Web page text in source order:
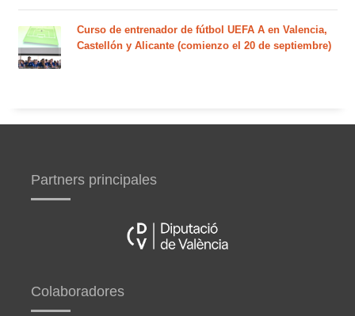
Curso de entrenador de fútbol UEFA A en Valencia,
Castellón y Alicante (comienzo el 20 de septiembre)
Partners principales
Colaboradores